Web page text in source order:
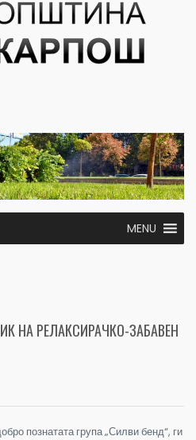
MENU
НА РЕЛАКСИРАЧКО-ЗАБАВЕН
познатата група „Силви бенд“, ги